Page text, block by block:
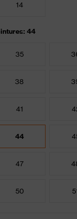
14
44
35
38
41
44
47
50